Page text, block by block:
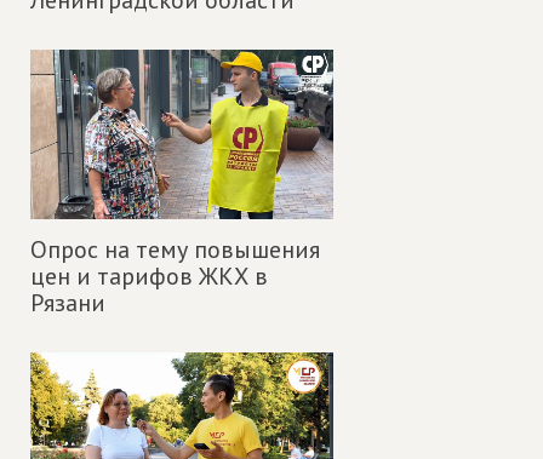
Опрос на тему повышения
цен и тарифов ЖКХ в
Рязани